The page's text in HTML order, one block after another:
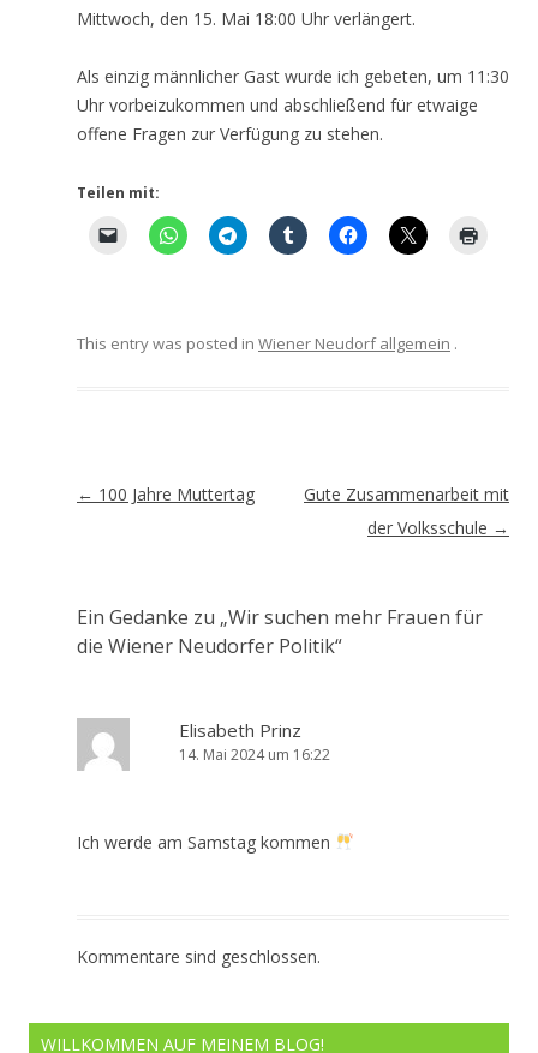
Mittwoch, den 15. Mai 18:00 Uhr verlängert.
Als einzig männlicher Gast wurde ich gebeten, um 11:30
Uhr vorbeizukommen und abschließend für etwaige
offene Fragen zur Verfügung zu stehen.
Teilen mit:
This entry was posted in Wiener Neudorf allgemein .
Artikel-
← 100 Jahre Muttertag
Gute Zusammenarbeit mit
der Volksschule →
Ein Gedanke zu „Wir suchen mehr Frauen für
die Wiener Neudorfer Politik“
Elisabeth Prinz
14. Mai 2024 um 16:22
Ich werde am Samstag kommen
Kommentare sind geschlossen.
WILLKOMMEN AUF MEINEM BLOG!